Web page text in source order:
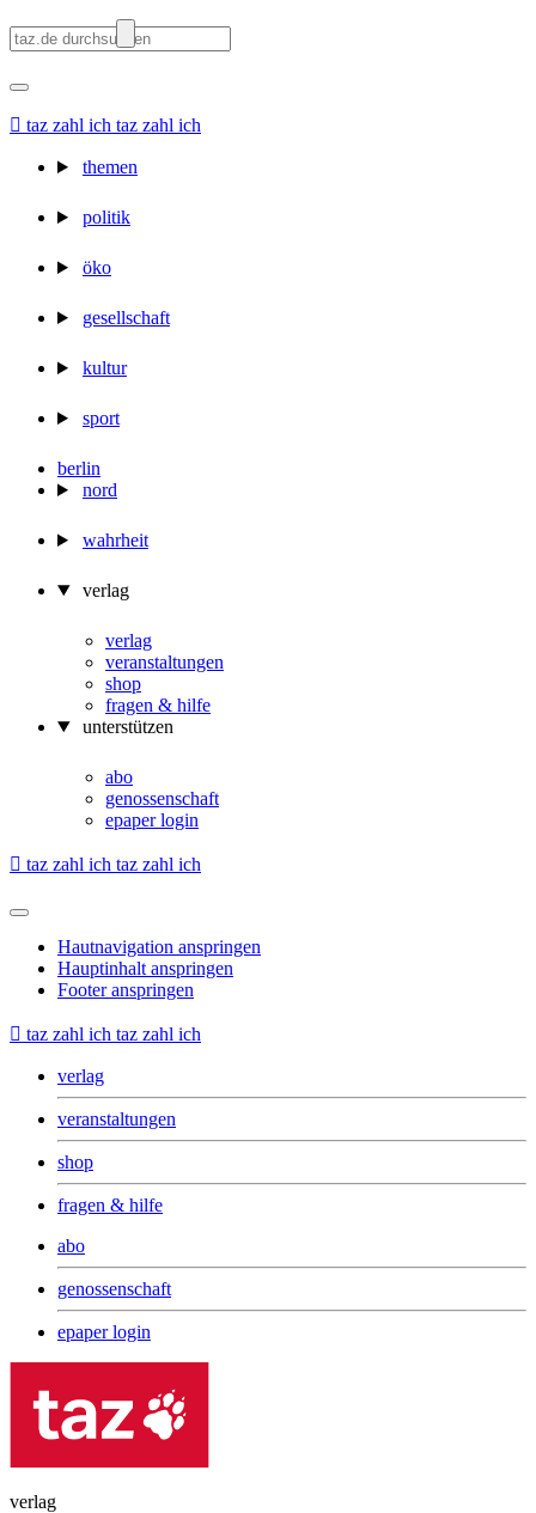
 taz zahl ich taz zahl ich
themen
politik
öko
gesellschaft
kultur
sport
berlin
nord
wahrheit
verlag
verlag
veranstaltungen
shop
fragen & hilfe
unterstützen
abo
genossenschaft
epaper login
 taz zahl ich taz zahl ich
Hautnavigation anspringen
Hauptinhalt anspringen
Footer anspringen
 taz zahl ich taz zahl ich
verlag
veranstaltungen
shop
fragen & hilfe
abo
genossenschaft
epaper login
verlag